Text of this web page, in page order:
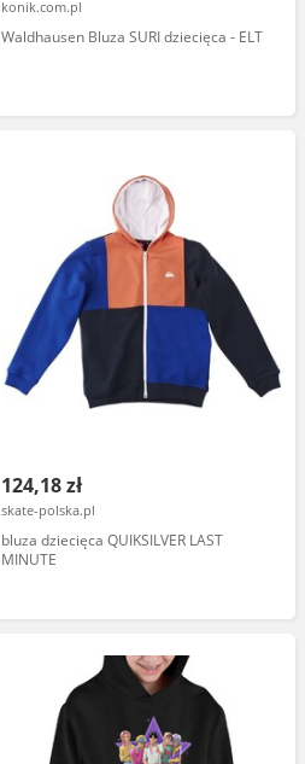
konik.com.pl
Waldhausen Bluza SURI dziecięca - ELT
124,18 zł
skate-polska.pl
bluza dziecięca QUIKSILVER LAST
MINUTE